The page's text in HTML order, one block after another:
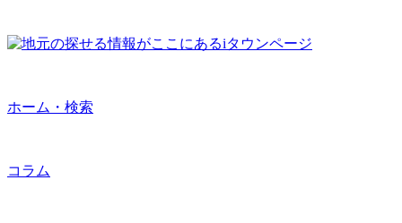
ホーム・検索
コラム